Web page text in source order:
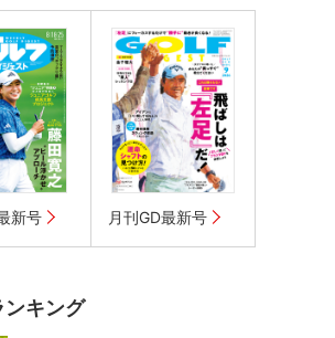
新号 月刊GD最新号
ンキング